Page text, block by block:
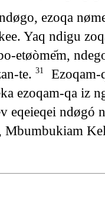
ezoqa
Yaq ndigu
etøòme᷄m,
te. 31
Ezoqam-
ezoqam-qa
eqeieqei ndøgó